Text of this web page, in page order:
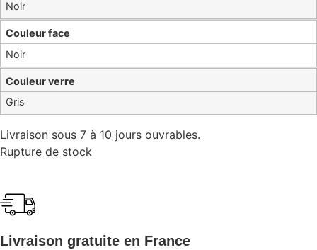
Noir
Couleur face
Noir
Couleur verre
Gris
Livraison sous 7 à 10 jours ouvrables.
Rupture de stock
Livraison gratuite en France